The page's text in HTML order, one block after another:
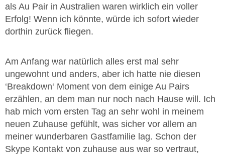
als Au Pair in Australien waren wirklich ein voller
Erfolg! Wenn ich könnte, würde ich sofort wieder
dorthin zurück fliegen.
Am Anfang war natürlich alles erst mal sehr
ungewohnt und anders, aber ich hatte nie diesen
‘Breakdown‘ Moment von dem einige Au Pairs
erzählen, an dem man nur noch nach Hause will. Ich
hab mich vom ersten Tag an sehr wohl in meinem
neuen Zuhause gefühlt, was sicher vor allem an
meiner wunderbaren Gastfamilie lag. Schon der
Skype Kontakt von zuhause aus war so vertraut,